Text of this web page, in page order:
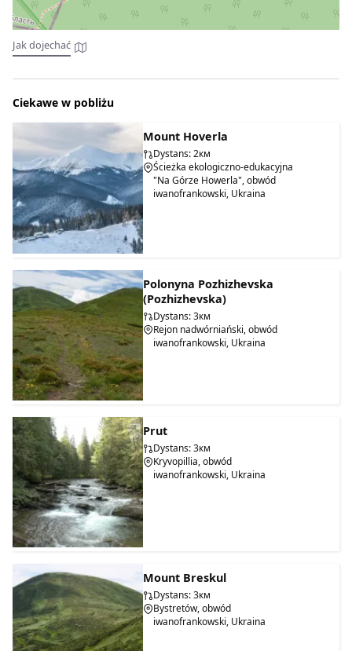
Jak dojechać
Ciekawe w pobliżu
Mount Hoverla
Dystans: 2км
Ścieżka ekologiczno-edukacyjna
"Na Górze Howerla", obwód
iwanofrankowski, Ukraina
Polonyna Pozhizhevska
(Pozhizhevska)
Dystans: 3км
Rejon nadwórniański, obwód
iwanofrankowski, Ukraina
Prut
Dystans: 3км
Kryvopillia, obwód
iwanofrankowski, Ukraina
Mount Breskul
Dystans: 3км
Bystretów, obwód
iwanofrankowski, Ukraina